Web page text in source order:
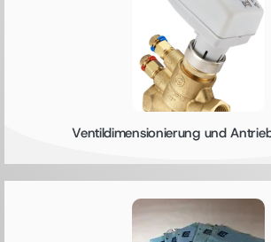
Ventildimensionierung und